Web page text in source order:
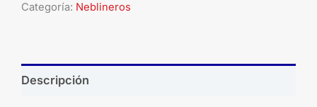
Categoría: Neblineros
Descripción